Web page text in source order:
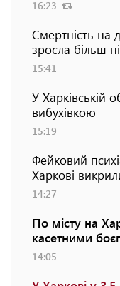
16:23
Смертність на
зросла більш
15:41
У Харківській
вибухівкою
15:19
Фейковий
Харкові
14:27
По місту на
касетними
14:05